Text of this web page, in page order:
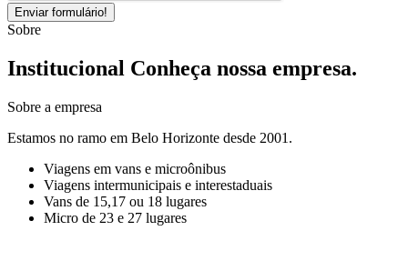
Enviar formulário!
Sobre
Institucional Conheça nossa empresa.
Sobre a empresa
Estamos no ramo em Belo Horizonte desde 2001.
Viagens em vans e microônibus
Viagens intermunicipais e interestaduais
Vans de 15,17 ou 18 lugares
Micro de 23 e 27 lugares